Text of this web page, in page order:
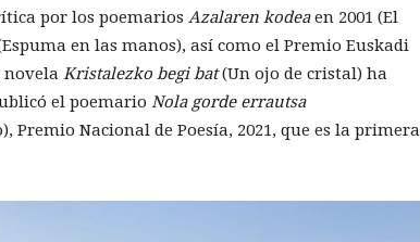
por los poemarios Azalaren kodeaen 2001 (El
en las manos), así como el Premio Euskadi
novela Kristalezko begi bat(Un ojo de cristal) ha
el poemario Nola gorde errautsa
Premio Nacional de Poesía, 2021, que es la primera